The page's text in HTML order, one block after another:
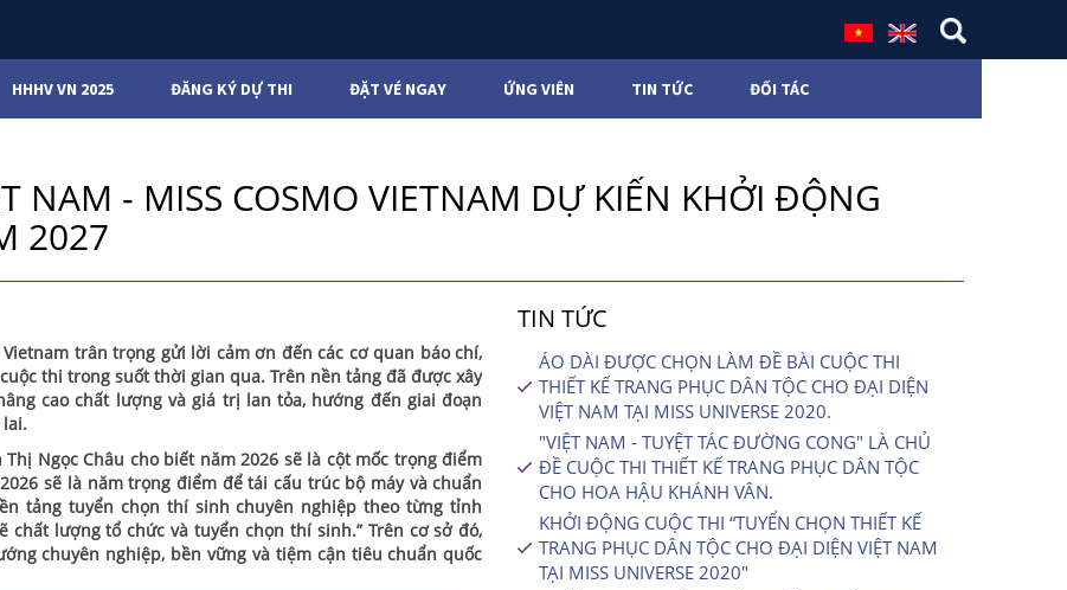
HHHV VN 2025 ĐĂNG KÝ DỰ THI ĐẶT VÉ NGAY ỨNG VIÊN TIN TỨC ĐỐI TÁC
NAM - MISS COSMO VIETNAM DỰ KIẾN KHỞI ĐỘNG
2027
Vietnam trân trọng gửi lời cảm ơn đến các cơ quan báo chí,
thi trong suốt thời gian qua. Trên nền tảng đã được xây
cao chất lượng và giá trị lan tỏa, hướng đến giai đoạn
Ngọc Châu cho biết năm 2026 sẽ là cột mốc trọng điểm
sẽ là năm trọng điểm để tái cấu trúc bộ máy và chuẩn
tảng tuyển chọn thí sinh chuyên nghiệp theo từng tỉnh
lượng tổ chức và tuyển chọn thí sinh.” Trên cơ sở đó,
chuyên nghiệp, bền vững và tiệm cận tiêu chuẩn quốc
TIN TỨC
ÁO DÀI ĐƯỢC CHỌN LÀM ĐỀ BÀI CUỘC THI
THIẾT KẾ TRANG PHỤC DÂN TỘC CHO ĐẠI DIỆN
VIỆT NAM TẠI MISS UNIVERSE 2020.
"VIỆT NAM - TUYỆT TÁC ĐƯỜNG CONG" LÀ CHỦ
ĐỀ CUỘC THI THIẾT KẾ TRANG PHỤC DÂN TỘC
CHO HOA HẬU KHÁNH VÂN.
KHỞI ĐỘNG CUỘC THI “TUYỂN CHỌN THIẾT KẾ
TRANG PHỤC DÂN TỘC CHO ĐẠI DIỆN VIỆT NAM
TẠI MISS UNIVERSE 2020″